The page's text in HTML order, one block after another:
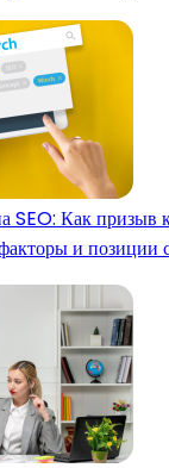
SEO: Как призыв
и позиции